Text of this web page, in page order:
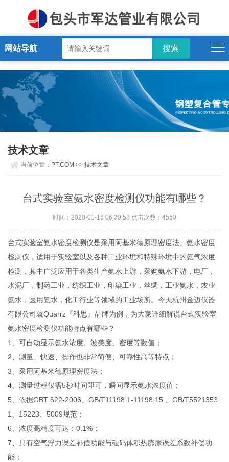
PT.COM
网站导航
技术文章
当前位置： PT.COM >>技术文章
台式实验室氨水密度检测仪功能有哪些？
时间：2020-01-16 06:39:58 点击次数：4550
台式实验室氨水密度检测仪是采用阿基米德原理密度法。氨水密度
检测仪，适用于实验室以及各种工业环境和特殊环境中的氨气浓度
检测，其中广泛应用于各类生产氨水上游，采购氨水下游，电厂，
水泥厂，制药工业，纺织工业，印染工业，丝绸，工业氨水，农业
氨水，医用氨水，化工行业等领域的工业场所。今天杭州金迈仪器
有限公司就Quarrz『科思』品牌为例，为大家详细解说台式实验室
氨水密度检测仪功能特点有哪些？
1、可自动显示氨水浓度、波美度、密度等数值；
2、测量、快速、操作也非常简便、可靠性高等特点；
3、采用阿基米德原理密度法；
4、测量过程仅需5秒时间即可，瞬间显示氨水浓度值；
5、依据GBT 622-2006、GB/T11198.1-11198.15 、GB/T5521353
1、15223、5009规范；
6、浓度高精度可达：0.1%；
7、具有空气浮力误差补偿功能与砝码体积热膨胀误差系数补偿功
能；